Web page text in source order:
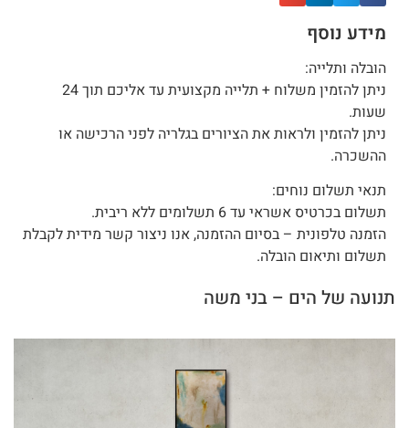
מידע נוסף
הובלה ותלייה:
ניתן להזמין משלוח + תלייה מקצועית עד אליכם תוך 24
שעות.
ניתן להזמין ולראות את הציורים בגלריה לפני הרכישה או
ההשכרה.
תנאי תשלום נוחים:
תשלום בכרטיס אשראי עד 6 תשלומים ללא ריבית.
הזמנה טלפונית – בסיום ההזמנה, אנו ניצור קשר מידית לקבלת
תשלום ותיאום הובלה.
תנועה של הים – בני משה